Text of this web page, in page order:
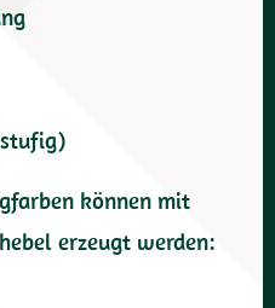
können mit
erzeugt werden: